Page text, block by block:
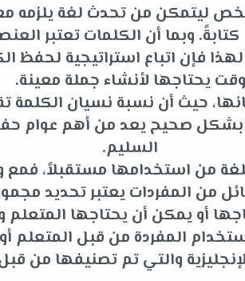
ليتمكن من تحدث لغة يلزمه
وبما أن الكلمات تعتبر
فإن اتباع استراتيجية
وقت يحتاجها لأنشاء جملة معينة.
حيث أن نسبة نسيان
صحيح يعد من أهم عوام
السليم.
من استخدامها مستقبلاً، فمع
المفردات يعتبر تحديد
أو يمكن أن يحتاجها المتعلم
المفردة من قبل
والتي تم تصنيفها من